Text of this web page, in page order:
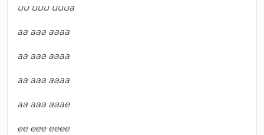
uu uuu uuua
aa aaa aaaa
aa aaa aaaa
aa aaa aaaa
aa aaa aaae
ee eee eeee